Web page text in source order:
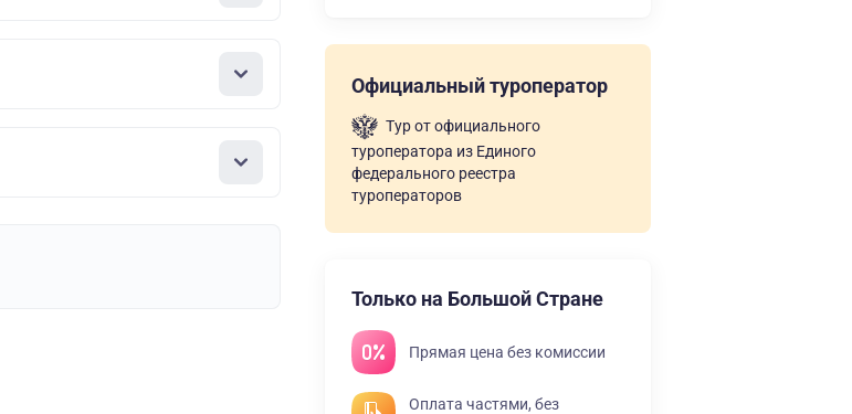
Официальный туроператор
Тур от официального
туроператора из Единого
федерального реестра
туроператоров
Только на Большой Стране
Прямая цена без комиссии
Оплата частями, без